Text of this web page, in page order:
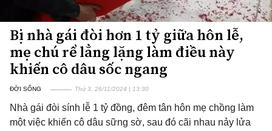
Bị nhà gái đòi hơn 1 tỷ giữa hôn lễ,
mẹ chú rể lẳng lặng làm điều này
khiến cô dâu sốc ngang
ĐỜI SỐNG Thứ 3, 26/11/2024 | 13:30
Nhà gái đòi sính lễ 1 tỷ đồng, đêm tân hôn mẹ chồng làm
một việc khiến cô dâu sững sờ, sau đó cãi nhau nảy lửa